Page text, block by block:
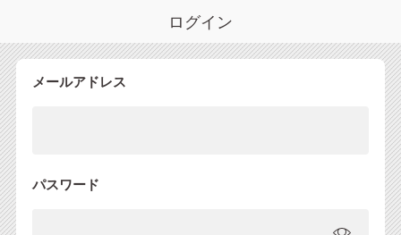
ログイン
メールアドレス
パスワード